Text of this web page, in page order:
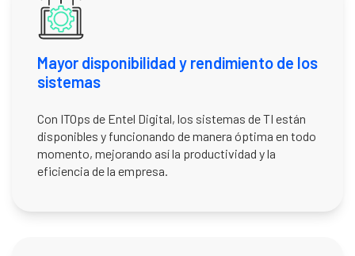
Mayor disponibilidad y rendimiento de los
sistemas
Con ITOps de Entel Digital, los sistemas de TI están
disponibles y funcionando de manera óptima en todo
momento, mejorando así la productividad y la
eficiencia de la empresa.